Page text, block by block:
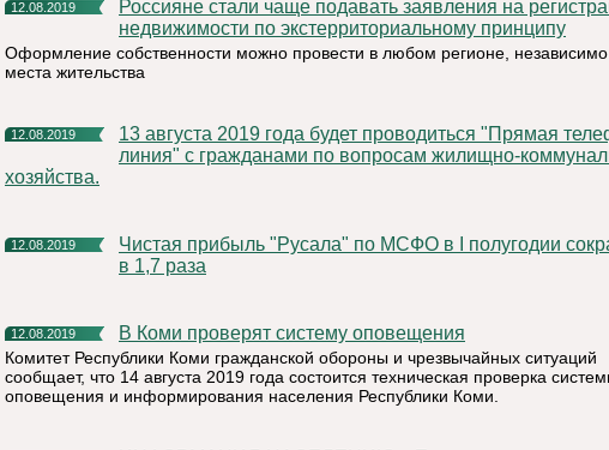
12.08.2019
Россияне стали чаще подавать заявления на регистрацию
недвижимости по экстерриториальному принципу
Оформление собственности можно провести в любом регионе, независимо
места жительства
12.08.2019
13 августа 2019 года будет проводиться "Прямая телефонная
линия" с гражданами по вопросам жилищно-
хозяйства.
12.08.2019
Чистая прибыль "Русала" по МСФО в I полугодии сократилась
в 1,7 раза
12.08.2019 В Коми проверят систему оповещения
Комитет Республики Коми гражданской обороны и чрезвычайных ситуаций
сообщает, что 14 августа 2019 года состоится техническая проверка
оповещения и информирования населения Республики Коми.